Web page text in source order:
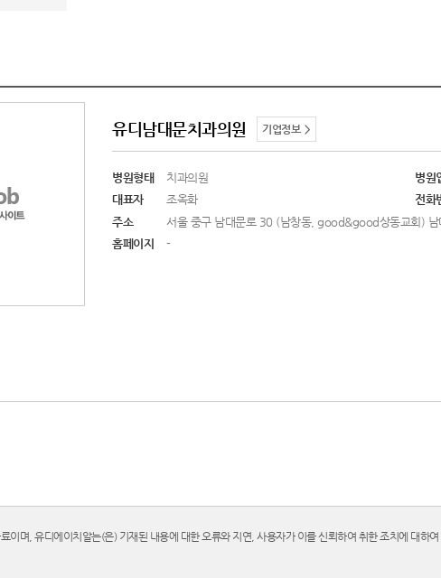
유디남대문치과의원 기업정보 >
병원형태 치과의원 병원
대표자
조옥화 전화
주소
서울 중구 남대문로 30 (남창동, good&good상동교회)
홈페이지
-
이며, 유디에이치알는(은) 기재된 내용에 대한 오류와 지연, 사용자가 이를 신뢰하여 취한 조치에 대하